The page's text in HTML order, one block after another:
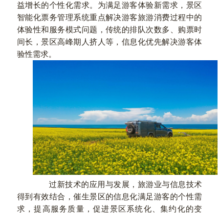
益增长的个性化需求。为满足游客体验新需求，景区
智能化票务管理系统重点解决游客旅游消费过程中的
体验性和服务模式问题，传统的排队次数多、购票时
间长，景区高峰期人挤人等，信息化优先解决游客体
验性需求。
过新技术的应用与发展，旅游业与信息技术
得到有效结合，催生景区的信息化满足游客的个性需
求，提高服务质量，促进景区系统化、集约化的变